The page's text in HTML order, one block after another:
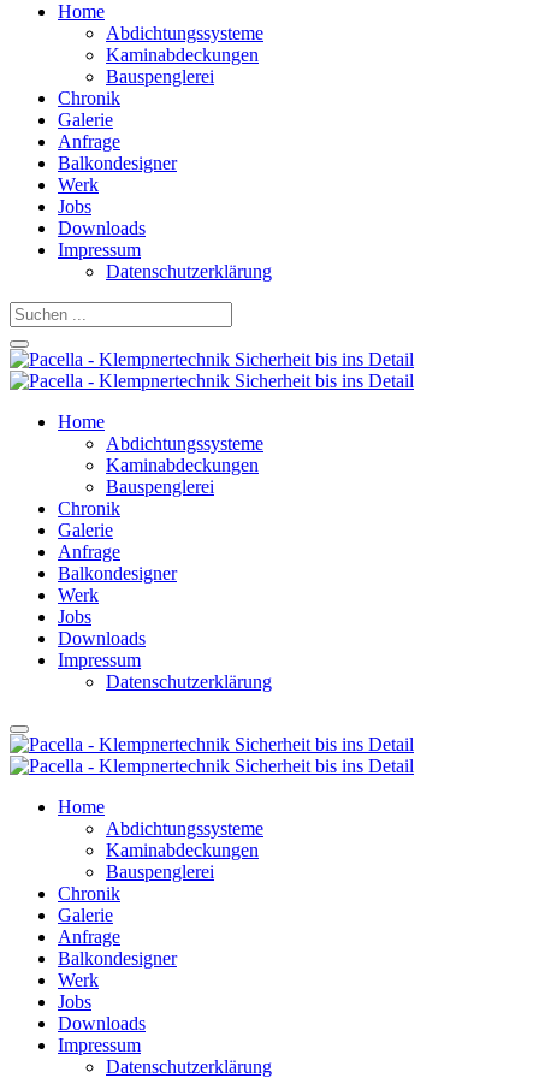
Home
Abdichtungssysteme
Kaminabdeckungen
Bauspenglerei
Chronik
Galerie
Anfrage
Balkondesigner
Werk
Jobs
Downloads
Impressum
Datenschutzerklärung
Home
Abdichtungssysteme
Kaminabdeckungen
Bauspenglerei
Chronik
Galerie
Anfrage
Balkondesigner
Werk
Jobs
Downloads
Impressum
Datenschutzerklärung
Home
Abdichtungssysteme
Kaminabdeckungen
Bauspenglerei
Chronik
Galerie
Anfrage
Balkondesigner
Werk
Jobs
Downloads
Impressum
Datenschutzerklärung